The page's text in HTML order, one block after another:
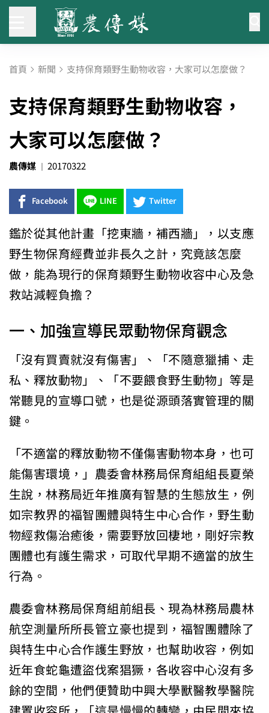
首頁 新聞 支持保育類野生動物收容，大家可以怎麼做？
支持保育類野生動物收容，
大家可以怎麼做？
農傳媒 20170322
Facebook LINE Twitter
鑑於從其他計畫「挖東牆，補西牆」，以支應
野生物保育經費並非長久之計，究竟該怎麼
做，能為現行的保育類野生動物收容中心及急
救站減輕負擔？
一、加強宣導民眾動物保育觀念
「沒有買賣就沒有傷害」、「不隨意獵捕、走
私、釋放動物」、「不要餵食野生動物」等是
常聽見的宣導口號，也是從源頭落實管理的關
鍵。
「不適當的釋放動物不僅傷害動物本身，也可
能傷害環境，」農委會林務局保育組組長夏榮
生說，林務局近年推廣有智慧的生態放生，例
如宗教界的福智團體與特生中心合作，野生動
物經救傷治癒後，需要野放回棲地，剛好宗教
團體也有護生需求，可取代早期不適當的放生
行為。
農委會林務局保育組前組長、現為林務局農林
航空測量所所長管立豪也提到，福智團體除了
與特生中心合作護生野放，也幫助收容，例如
近年食蛇龜遭盜伐案猖獗，各收容中心沒有多
餘的空間，他們便贊助中興大學獸醫教學醫院